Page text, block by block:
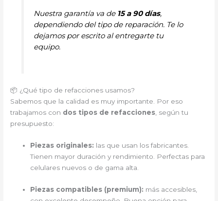
Nuestra garantía va de 15 a 90 días,
dependiendo del tipo de reparación. Te lo
dejamos por escrito al entregarte tu
equipo.
📦 ¿Qué tipo de refacciones usamos?
Sabemos que la calidad es muy importante. Por eso
trabajamos con dos tipos de refacciones , según tu
presupuesto:
Piezas originales: las que usan los fabricantes.
Tienen mayor duración y rendimiento. Perfectas para
celulares nuevos o de gama alta.
Piezas compatibles (premium): más accesibles,